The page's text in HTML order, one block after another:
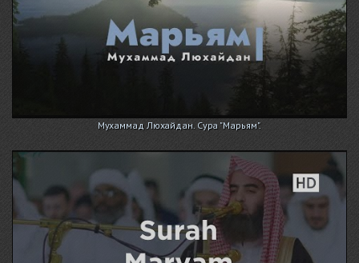
Мухаммад Люхайдан. Сура "Марьям".